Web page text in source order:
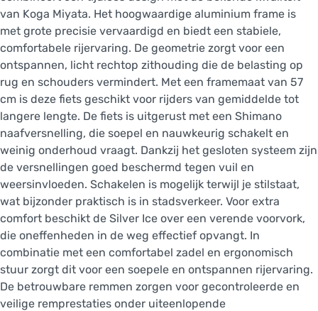
van Koga Miyata. Het hoogwaardige aluminium frame is
met grote precisie vervaardigd en biedt een stabiele,
comfortabele rijervaring. De geometrie zorgt voor een
ontspannen, licht rechtop zithouding die de belasting op
rug en schouders vermindert. Met een framemaat van 57
cm is deze fiets geschikt voor rijders van gemiddelde tot
langere lengte. De fiets is uitgerust met een Shimano
naafversnelling, die soepel en nauwkeurig schakelt en
weinig onderhoud vraagt. Dankzij het gesloten systeem zijn
de versnellingen goed beschermd tegen vuil en
weersinvloeden. Schakelen is mogelijk terwijl je stilstaat,
wat bijzonder praktisch is in stadsverkeer. Voor extra
comfort beschikt de Silver Ice over een verende voorvork,
die oneffenheden in de weg effectief opvangt. In
combinatie met een comfortabel zadel en ergonomisch
stuur zorgt dit voor een soepele en ontspannen rijervaring.
De betrouwbare remmen zorgen voor gecontroleerde en
veilige remprestaties onder uiteenlopende